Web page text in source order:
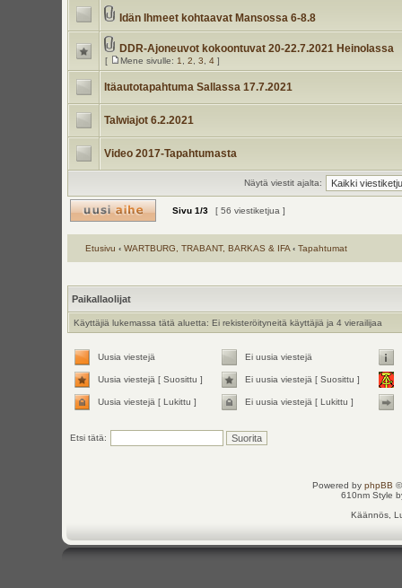
Idän Ihmeet kohtaavat Mansossa 6-8.8
DDR-Ajoneuvot kokoontuvat 20-22.7.2021 Heinolassa
[ Mene sivulle: 1 2 3 4]
Itäautotapahtuma Sallassa 17.7.2021
Talwiajot 6.2.2021
Video 2017-Tapahtumasta
Näytä viestit ajalta:
Sivu 1/3 [ 56 viestiketjua ]
Etusivu ‹ WARTBURG, TRABANT, BARKAS & IFA ‹ Tapahtumat
Paikallaolijat
Käyttäjiä lukemassa tätä aluetta: Ei rekisteröityneitä käyttäjiä ja 4 vierailijaa
Uusia viestejä Ei uusia viestejä
Uusia viestejä [ Suosittu ] Ei uusia viestejä [ Suosittu ]
Uusia viestejä [ Lukittu ] Ei uusia viestejä [ Lukittu ]
Etsi tätä:
Powered by phpBB
610nm Style
Käännös,